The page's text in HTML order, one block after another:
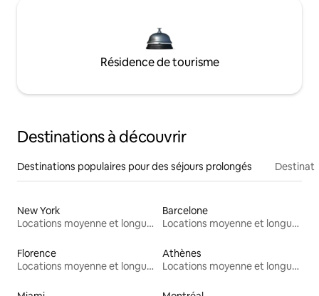
Résidence de tourisme
Destinations à découvrir
Destinations populaires pour des séjours prolongés
New York
Locations moyenne et longue durée
Barcelone
Locations moyenne et longue durée
Florence
Locations moyenne et longue durée
Athènes
Locations moyenne et longue durée